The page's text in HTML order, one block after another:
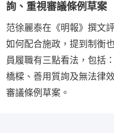
詢、重視審議條例草案
范徐麗泰在《明報》撰文
如何配合施政，提到制衡
員履職有三點看法，包括
橋樑、善用質詢及無法律
審議條例草案。